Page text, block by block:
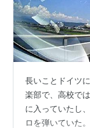
関連
小田原厚木道路
長いことドイツ
楽部で、高校で
に入っていたし
ロを弾いていた